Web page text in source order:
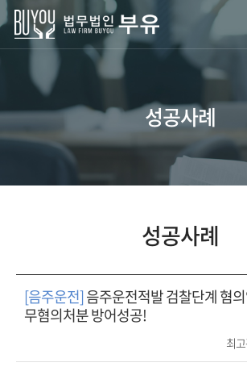
성공사례
성공사례
[음주운전]음주운전적발 검찰단계 혐
무혐의처분 방어성공!
최